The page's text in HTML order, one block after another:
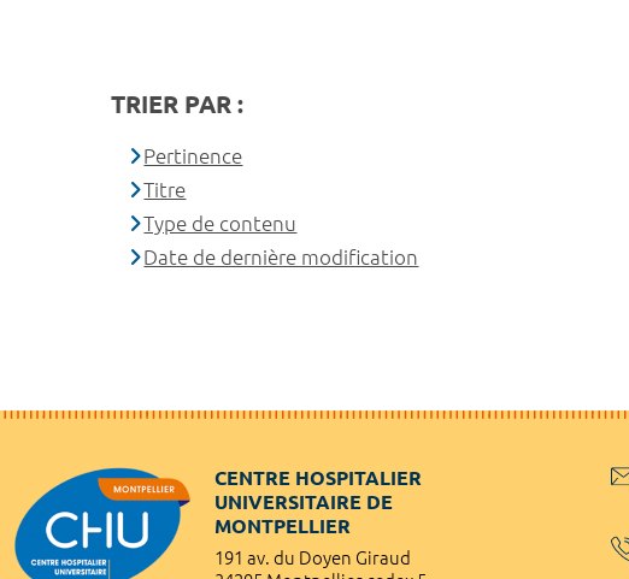
TRIER PAR :
Pertinence
Titre
Type de contenu
Date de dernière modification
CENTRE HOSPITALIER
UNIVERSITAIRE DE
MONTPELLIER
191 av. du Doyen Giraud